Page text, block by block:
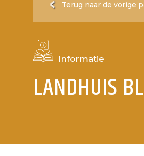
Terug naar de vorige
Informatie
LANDHUIS